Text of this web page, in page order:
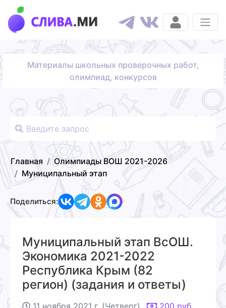
Материалы школьных проверочных работ,
олимпиад, конкурсов
Главная
Олимпиады ВОШ 2021-2026
Муниципальный этап
Поделиться:
Муниципальный этап ВсОШ.
Экономика 2021-2022
Республика Крым (82
регион) (задания и ответы)
11 ноября 2021 г. (Четверг) 200 руб.